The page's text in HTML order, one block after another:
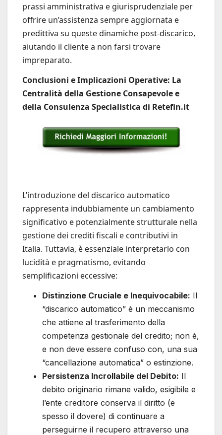
prassi amministrativa e giurisprudenziale per
offrire un’assistenza sempre aggiornata e
predittiva su queste dinamiche post-discarico,
aiutando il cliente a non farsi trovare
impreparato.
Conclusioni e Implicazioni Operative: La
Centralità della Gestione Consapevole e
della Consulenza Specialistica di Retefin.it
L’introduzione del discarico automatico
rappresenta indubbiamente un cambiamento
significativo e potenzialmente strutturale nella
gestione dei crediti fiscali e contributivi in
Italia. Tuttavia, è essenziale interpretarlo con
lucidità e pragmatismo, evitando
semplificazioni eccessive:
Distinzione Cruciale e Inequivocabile: Il
“discarico automatico” è un meccanismo
che attiene al trasferimento della
competenza gestionale del credito; non è,
e non deve essere confuso con, una sua
“cancellazione automatica” o estinzione.
Persistenza Incrollabile del Debito: Il
debito originario rimane valido, esigibile e
l’ente creditore conserva il diritto (e
spesso il dovere) di continuare a
perseguirne il recupero attraverso una